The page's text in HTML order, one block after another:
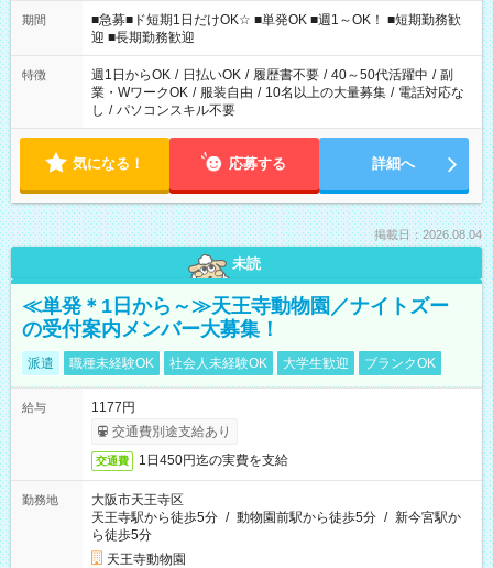
時/9-17時/9-18時/10-18時/11-21時/18-22時/20-翌4時/21-翌5
時/22-翌6時/0-翌8時 ご自身のご都合で選んで頂ける完全自由シ
フト！
期間
■急募■ド短期1日だけOK☆ ■単発OK ■週1～OK！ ■短期勤務歓
迎 ■長期勤務歓迎
特徴 週1日からOK / 日払いOK / 履歴書不要 / 40～50代活躍中 / 副
業・WワークOK / 服装自由 / 10名以上の大量募集 / 電話対応な
し / パソコンスキル不要
気になる！ 応募する 詳細へ
掲載日：2026.08.04
未読
≪単発＊1日から～≫天王寺動物園／ナイトズー
の受付案内メンバー大募集！
派遣 職種未経験OK 社会人未経験OK 大学生歓迎 ブランクOK
給与
1177円
交通費別途支給あり
交通費 1日450円迄の実費を支給
勤務地
大阪市天王寺区
天王寺駅から徒歩5分 / 動物園前駅から徒歩5分 / 新今宮駅か
ら徒歩5分
天王寺動物園